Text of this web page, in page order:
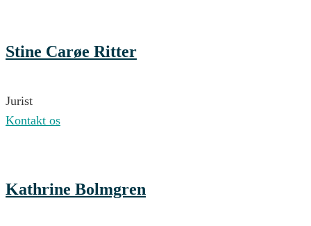
Stine Carøe Ritter
Jurist
Kontakt os
Kathrine Bolmgren